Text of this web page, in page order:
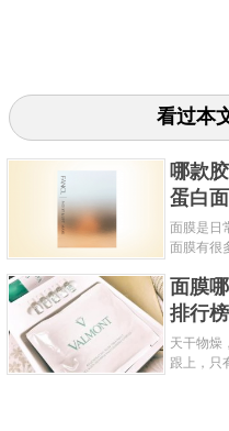
功效: 深层清洁 平衡
杰威尔家的这款面膜
直都很高，有效的成分
的油脂，深入软化清理
肤。
关键字：面膜
看过本
哪款
蛋白
面膜是日
面膜有很
面膜
排行
天干物燥
跟上，只